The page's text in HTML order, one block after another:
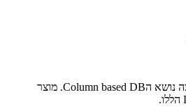
בשנים האחרונות, תופס תאוצה נושא הColumn based DB. מוצר